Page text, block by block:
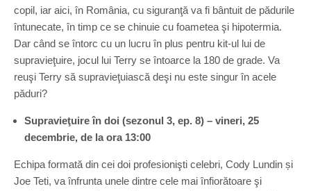
copil, iar aici, în România, cu siguranţă va fi bântuit de pădurile
întunecate, în timp ce se chinuie cu foametea şi hipotermia.
Dar când se întorc cu un lucru în plus pentru kit-ul lui de
supravieţuire, jocul lui Terry se întoarce la 180 de grade. Va
reuşi Terry să supravieţuiască deşi nu este singur în acele
păduri?
Supravieţuire în doi (sezonul 3, ep. 8) – vineri, 25
decembrie, de la ora 13:00
Echipa formată din cei doi profesionişti celebri, Cody Lundin și
Joe Teti, va înfrunta unele dintre cele mai înfiorătoare şi